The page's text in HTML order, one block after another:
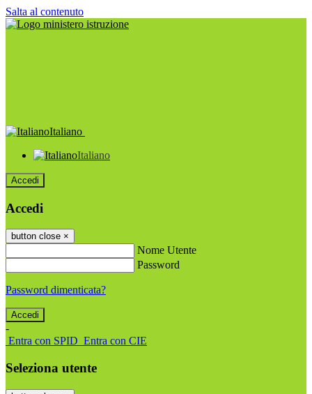
Salta al contenuto
Italiano
Italiano
Accedi
Accedi
button close ×
Nome Utente
Password
Password dimenticata?
-
Entra con SPID Entra con CIE
Seleziona utente